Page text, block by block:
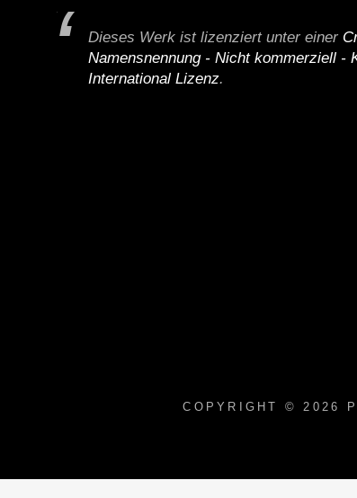
Dieses Werk ist lizenziert unter einer
Namensnennung - Nicht kommerziell -
International Lizenz.
COPYRIGHT © 2026